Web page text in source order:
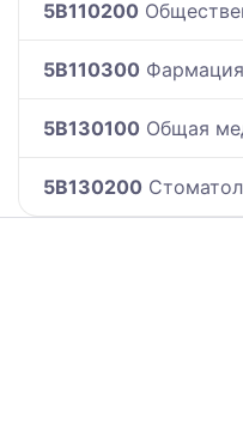
5B110200
5B110300
5B130100 Общая
5B130200